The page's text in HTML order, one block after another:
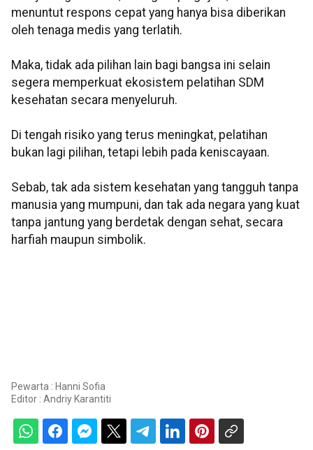
menuntut respons cepat yang hanya bisa diberikan
oleh tenaga medis yang terlatih.
Maka, tidak ada pilihan lain bagi bangsa ini selain
segera memperkuat ekosistem pelatihan SDM
kesehatan secara menyeluruh.
Di tengah risiko yang terus meningkat, pelatihan
bukan lagi pilihan, tetapi lebih pada keniscayaan.
Sebab, tak ada sistem kesehatan yang tangguh tanpa
manusia yang mumpuni, dan tak ada negara yang kuat
tanpa jantung yang berdetak dengan sehat, secara
harfiah maupun simbolik.
Pewarta : Hanni Sofia
Editor : Andriy Karantiti